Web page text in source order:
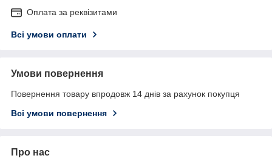
Оплата за реквізитами
Всі умови оплати
Умови повернення
Повернення товару впродовж 14 днів за рахунок покупця
Всі умови повернення
Про нас